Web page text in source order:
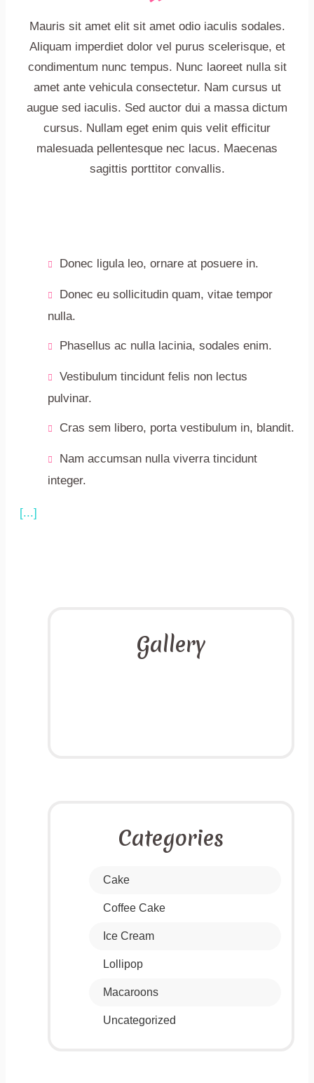
Gallery
Categories
Cake
Coffee Cake
Ice Cream
Lollipop
Macaroons
Uncategorized
Mauris sit amet elit sit amet odio iaculis sodales.
Aliquam imperdiet dolor vel purus scelerisque, et
condimentum nunc tempus. Nunc laoreet nulla sit
amet ante vehicula consectetur. Nam cursus ut
augue sed iaculis. Sed auctor dui a massa dictum
cursus. Nullam eget enim quis velit efficitur
malesuada pellentesque nec lacus. Maecenas
sagittis porttitor convallis.
Donec ligula leo, ornare at posuere in.
Donec eu sollicitudin quam, vitae tempor
nulla.
Phasellus ac nulla lacinia, sodales enim.
Vestibulum tincidunt felis non lectus
pulvinar.
Cras sem libero, porta vestibulum in, blandit.
Nam accumsan nulla viverra tincidunt
integer.
[...]